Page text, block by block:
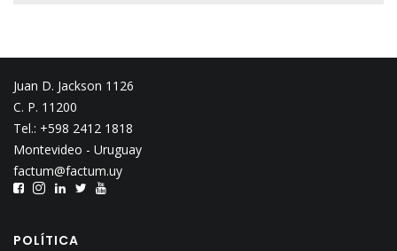
Juan D. Jackson 1126
C. P. 11200
Tel.: +598 2412 1818
Montevideo - Uruguay
factum@factum.uy
POLÍTICA